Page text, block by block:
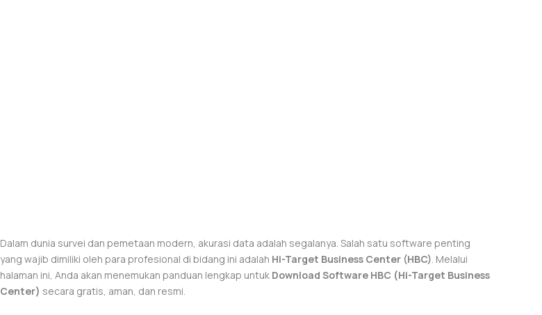
Dalam dunia survei dan pemetaan modern, akurasi data adalah segalanya. Salah satu software penting
yang wajib dimiliki oleh para profesional di bidang ini adalah Hi-Target Business Center (HBC). Melalui
halaman ini, Anda akan menemukan panduan lengkap untuk Download Software HBC (Hi-Target Business
Center) secara gratis, aman, dan resmi.